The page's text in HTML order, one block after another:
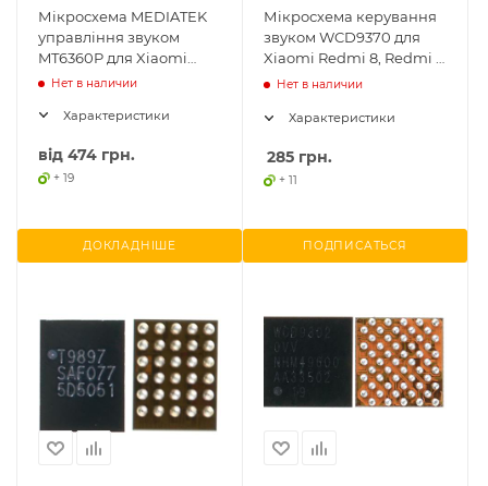
Мікросхема MEDIATEK
управління звуком
MT6360P для Xiaomi
Redmi Note 8 Pro
Нет в наличии
Характеристики
від 474 грн.
+ 19
ДОКЛАДНІШЕ
Мікросхема керування
звуком WCD9370 для
Xiaomi Redmi 8, Redmi 8
ProНет в наличии
Характеристики
285 грн.
+ 11
ПОДПИСАТЬСЯ